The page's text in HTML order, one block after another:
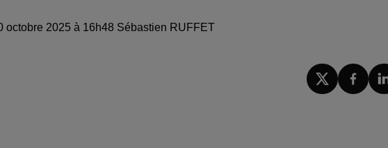
octobre 2025 à 16h48 Sébastien RUFFET